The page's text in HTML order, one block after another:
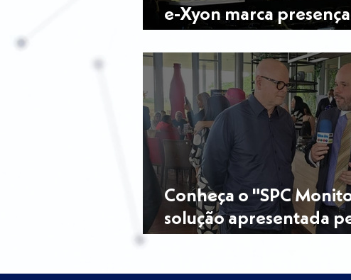
e-Xyon marca
Conheça o "SPC
solução apresentada